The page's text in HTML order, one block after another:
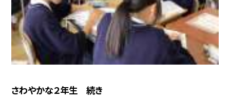
さわやかな２年生 続き